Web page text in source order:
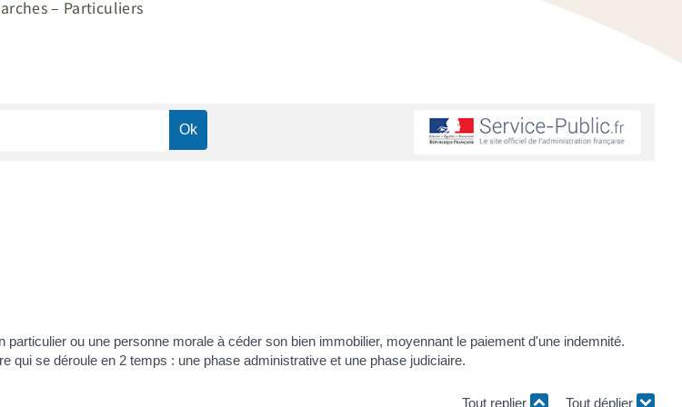
– Particuliers
ou une personne morale à céder son bien immobilier, moyennant le paiement d'une indemnité.
qui se déroule en 2 temps : une phase administrative et une phase judiciaire.
Tout replier Tout déplier